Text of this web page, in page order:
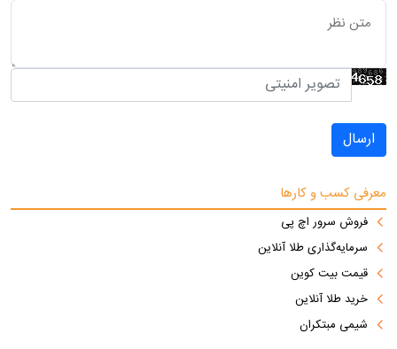
ارسال
معرفی کسب و کارها
فروش سرور اچ پی
سرمایه‌گذاری طلا آنلاین
قیمت بیت کوین
خرید طلا آنلاین
شیمی مبتکران